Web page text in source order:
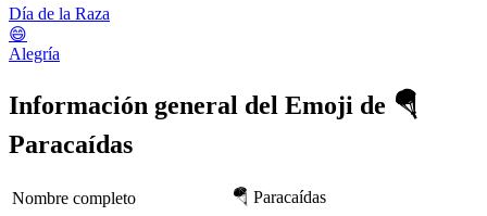
Día de la Raza
😄
Alegría
Información general del Emoji de 🪂
Paracaídas
Nombre completo
🪂 Paracaídas